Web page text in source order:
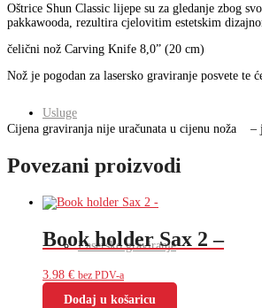
Usluge
Lasersko graviranje
količina
Oštrice Shun Classic lijepe su za gledanje zbog
pakkawooda, rezultira cjelovitim estetskim
čelični nož Carving Knife 8,0” (20 cm)
Nož je pogodan za lasersko graviranje posvete
Cijena graviranja nije uračunata u cijenu noža –
Povezani proizvodi
Book holder Sax 2 –
3.98 € bez PDV-a
Dodaj u košaricu